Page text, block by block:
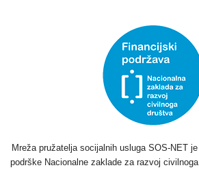
Mreža pružatelja socijalnih usluga SOS-NET
podrške Nacionalne zaklade za razvoj